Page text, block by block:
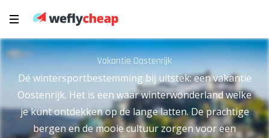
Vakantie Oostenrijk
Dé wintersportbestemming bij uitstek: een vakantie
Oostenrijk. Het is een waar winterwonderland welke
je kunt ontdekken op de lange latten. De prachtige
bergen en de mooie cultuur zorgen voor een